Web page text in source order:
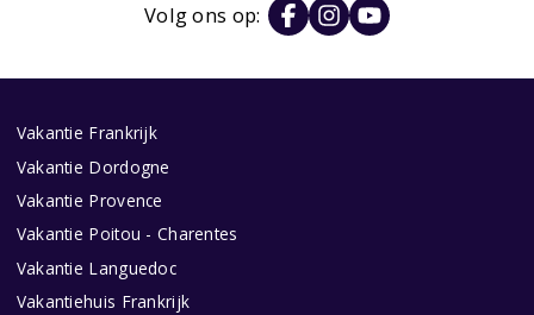
Volg ons op:
Vakantie Frankrijk
Vakantie Dordogne
Vakantie Provence
Vakantie Poitou - Charentes
Vakantie Languedoc
Vakantiehuis Frankrijk